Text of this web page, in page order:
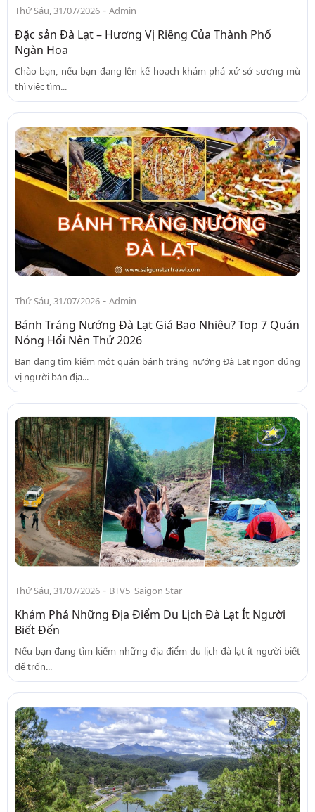
Thứ Sáu, 31/07/2026 - Admin
Đặc sản Đà Lạt – Hương Vị Riêng Của Thành Phố
Ngàn Hoa
Chào bạn, nếu bạn đang lên kế hoạch khám phá xứ sở sương mù
thì việc tìm...
Thứ Sáu, 31/07/2026 - Admin
Bánh Tráng Nướng Đà Lạt Giá Bao Nhiêu? Top 7 Quán
Nóng Hổi Nên Thử 2026
Bạn đang tìm kiếm một quán bánh tráng nướng Đà Lạt ngon đúng
vị người bản địa...
Thứ Sáu, 31/07/2026 - BTV5_Saigon Star
Khám Phá Những Địa Điểm Du Lịch Đà Lạt Ít Người
Biết Đến
Nếu bạn đang tìm kiếm những địa điểm du lịch đà lạt ít người biết
để trốn...